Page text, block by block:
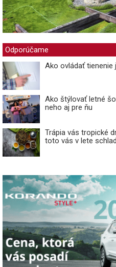
Odporúčame
Ako ovládať tienenie
Ako štýlovať letné
neho aj pre ňu
Trápia vás tropické
toto vás v lete